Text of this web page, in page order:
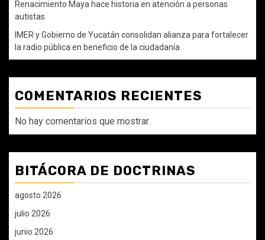
Renacimiento Maya hace historia en atención a personas
autistas
IMER y Gobierno de Yucatán consolidan alianza para fortalecer
la radio pública en beneficio de la ciudadanía
COMENTARIOS RECIENTES
No hay comentarios que mostrar.
BITÁCORA DE DOCTRINAS
agosto 2026
julio 2026
junio 2026